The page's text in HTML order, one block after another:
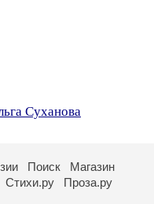
Суханова
Поиск
Магазин
Стихи.ру Проза.ру